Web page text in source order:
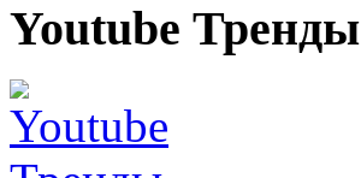
Youtube Тренды